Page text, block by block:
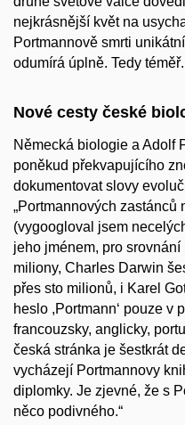
nejkrásnější květ na
Portmannově smrti
odumírá úplně. Tedy téměř.
Nové cesty české
Německá biologie a Adolf
poněkud překvapujícího
dokumentovat slovy
„Portmannových zastánců
(vygoogloval jsem
jeho jménem, pro
miliony, Charles Darwin
přes sto milionů, i Karel
heslo ,Portmann‘ pouze v
francouzsky, anglicky,
česká stránka je šestkrát
vycházejí Portmannovy
diplomky. Je zjevné, že s
něco podivného.“